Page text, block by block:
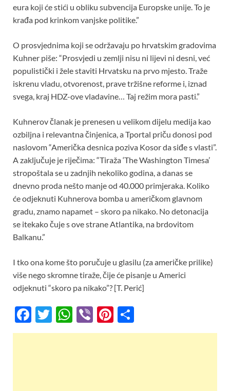
eura koji će stići u obliku subvencija Europske unije. To je
krađa pod krinkom vanjske politike.”
O prosvjednima koji se održavaju po hrvatskim gradovima
Kuhner piše: “Prosvjedi u zemlji nisu ni lijevi ni desni, već
populistički i žele staviti Hrvatsku na prvo mjesto. Traže
iskrenu vladu, otvorenost, prave tržišne reforme i, iznad
svega, kraj HDZ-ove vladavine… Taj režim mora pasti.”
Kuhnerov članak je prenesen u velikom dijelu medija kao
ozbiljna i relevantna činjenica, a Tportal priču donosi pod
naslovom “Američka desnica poziva Kosor da siđe s vlasti”.
A zaključuje je riječima: “Tiraža ‘The Washington Timesa’
stropoštala se u zadnjih nekoliko godina, a danas se
dnevno proda nešto manje od 40.000 primjeraka. Koliko
će odjeknuti Kuhnerova bomba u američkom glavnom
gradu, znamo napamet – skoro pa nikako. No detonacija
se itekako čuje s ove strane Atlantika, na brdovitom
Balkanu.”
I tko ona kome što poručuje u glasilu (za američke prilike)
više nego skromne tiraže, čije će pisanje u Americi
odjeknuti “skoro pa nikako”? [T. Perić]
F
ac
T
w
W
h
Vi
b
Pi
nt h